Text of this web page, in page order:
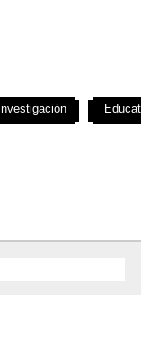
Investigación